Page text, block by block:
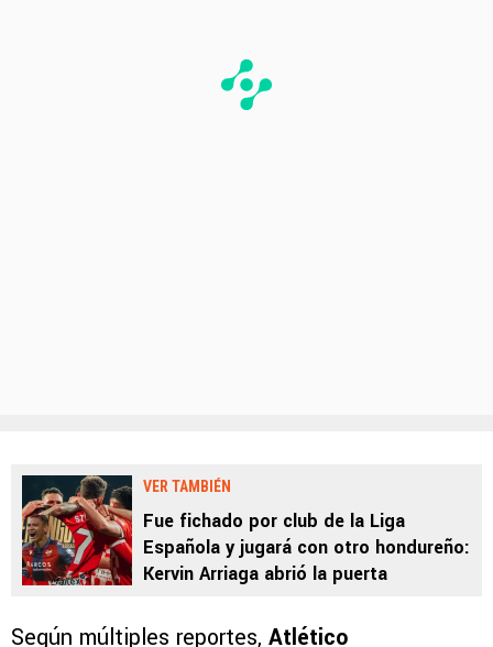
VER TAMBIÉN
Fue fichado por club de la Liga
Española y jugará con otro hondureño:
Kervin Arriaga abrió la puerta
Según múltiples reportes, Atlético